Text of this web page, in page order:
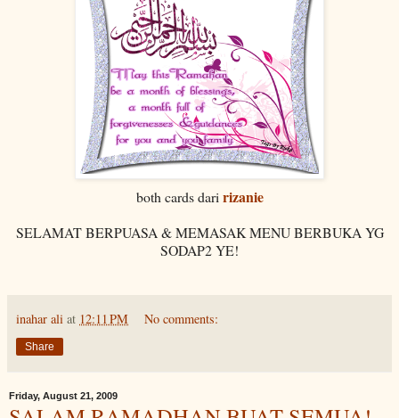
both cards dari rizanie
SELAMAT BERPUASA & MEMASAK MENU BERBUKA YG
SODAP2 YE!
inahar ali at 12:11 PM No comments:
Share
Friday, August 21, 2009